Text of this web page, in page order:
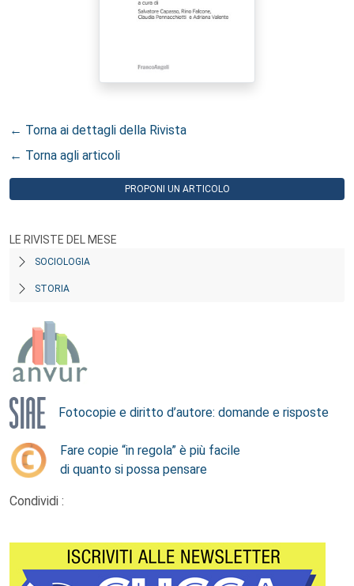
← Torna ai dettagli della Rivista
← Torna agli articoli
PROPONI UN ARTICOLO
LE RIVISTE DEL MESE
SOCIOLOGIA
STORIA
Fotocopie e diritto d’autore: domande e risposte
Fare copie “in regola” è più facile
di quanto si possa pensare
Condividi :